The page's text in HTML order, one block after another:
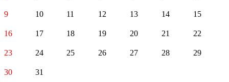
9 10 11 12 13 14 15
16 17 18 19 20 21 22
23 24 25 26 27 28 29
30 31